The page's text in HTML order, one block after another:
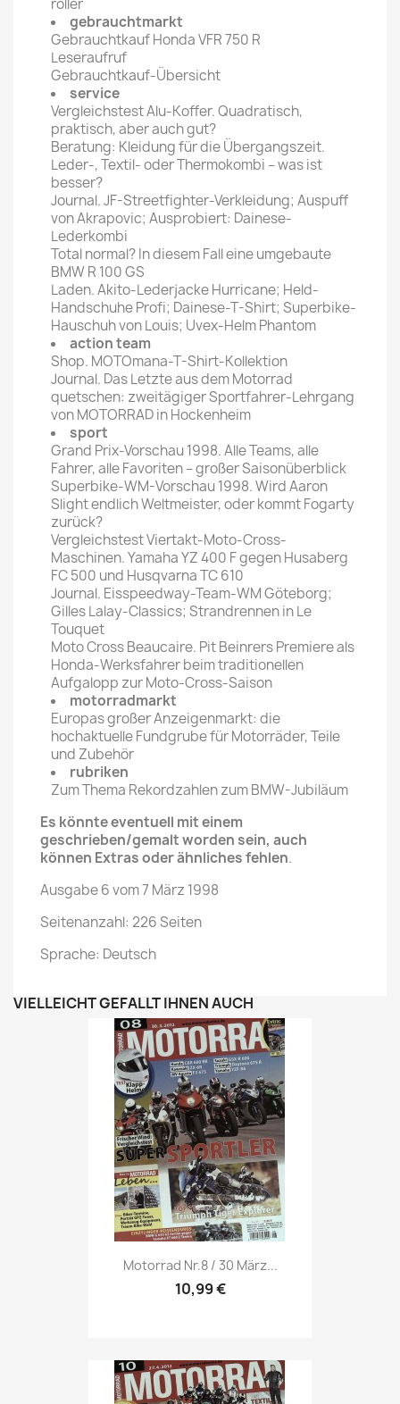
roller
gebrauchtmarkt
Gebrauchtkauf Honda VFR 750 R
Leseraufruf
Gebrauchtkauf-Übersicht
service
Vergleichstest Alu-Koffer. Quadratisch,
praktisch, aber auch gut?
Beratung: Kleidung für die Übergangszeit.
Leder-, Textil- oder Thermokombi – was ist
besser?
Journal. JF-Streetfighter-Verkleidung; Auspuff
von Akrapovic; Ausprobiert: Dainese-
Lederkombi
Total normal? In diesem Fall eine umgebaute
BMW R 100 GS
Laden. Akito-Lederjacke Hurricane; Held-
Handschuhe Profi; Dainese-T-Shirt; Superbike-
Hauschuh von Louis; Uvex-Helm Phantom
action team
Shop. MOTOmana-T-Shirt-Kollektion
Journal. Das Letzte aus dem Motorrad
quetschen: zweitägiger Sportfahrer-Lehrgang
von MOTORRAD in Hockenheim
sport
Grand Prix-Vorschau 1998. Alle Teams, alle
Fahrer, alle Favoriten – großer Saisonüberblick
Superbike-WM-Vorschau 1998. Wird Aaron
Slight endlich Weltmeister, oder kommt Fogarty
zurück?
Vergleichstest Viertakt-Moto-Cross-
Maschinen. Yamaha YZ 400 F gegen Husaberg
FC 500 und Husqvarna TC 610
Journal. Eisspeedway-Team-WM Göteborg;
Gilles Lalay-Classics; Strandrennen in Le
Touquet
Moto Cross Beaucaire. Pit Beinrers Premiere als
Honda-Werksfahrer beim traditionellen
Aufgalopp zur Moto-Cross-Saison
motorradmarkt
Europas großer Anzeigenmarkt: die
hochaktuelle Fundgrube für Motorräder, Teile
und Zubehör
rubriken
Zum Thema Rekordzahlen zum BMW-Jubiläum
Es könnte eventuell mit einem
geschrieben/gemalt worden sein, auch
können Extras oder ähnliches fehlen.
Ausgabe 6 vom 7 März 1998
Seitenanzahl: 226 Seiten
Sprache: Deutsch
VIELLEICHT GEFÄLLT IHNEN AUCH
Vorschau
Motorrad Nr.8 / 30 März...
10,99 €